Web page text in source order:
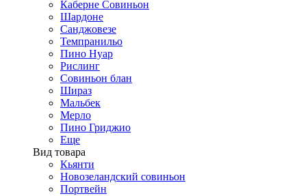
Каберне Совиньон
Шардоне
Санджовезе
Темпранильо
Пино Нуар
Рислинг
Совиньон блан
Шираз
Мальбек
Мерло
Пино Гриджио
Еще
Вид товара
Кьянти
Новозеландский совиньон
Портвейн